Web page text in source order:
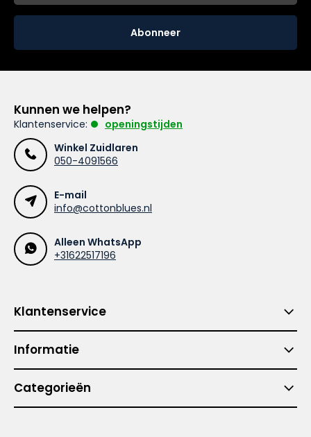
Abonneer
Kunnen we helpen?
Klantenservice:
openingstijden
Winkel Zuidlaren
050-4091566
E-mail
info@cottonblues.nl
Alleen WhatsApp
+31622517196
Klantenservice
Informatie
Categorieën